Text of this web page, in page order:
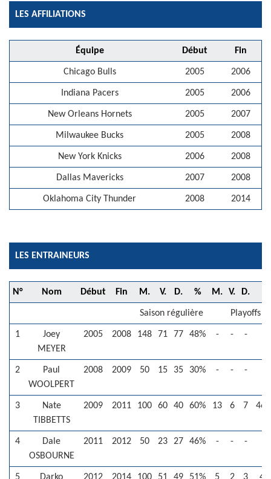
LES AFFILIATIONS
Équipe Début Fin
Chicago Bulls 2005 2006
Indiana Pacers 2005 2006
New Orleans Hornets 2005 2007
Milwaukee Bucks 2005 2008
New York Knicks 2006 2008
Dallas Mavericks 2007 2008
Oklahoma City Thunder 2008 2014
LES ENTRAINEURS
N° Nom Début Fin M. V. D. % M. V. D.
Saison régulière Playoffs
1
Joey
MEYER
2005 2008 148 71 77 48% - - -
2
Paul
WOOLPERT
2008 2009 50 15 35 30% - - -
3
Nate
TIBBETTS
2009 2011 100 60 40 60% 13 6 7
4
Dale
OSBOURNE
2011 2012 50 23 27 46% - - -